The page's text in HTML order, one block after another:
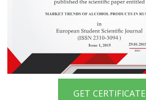
GET CERTIFICATE